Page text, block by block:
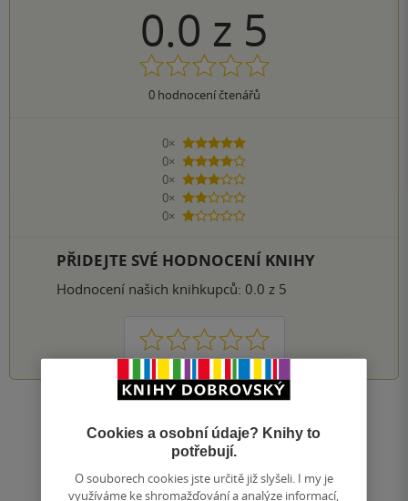
0.0 z 5
0hodnocení čtenářů
0×
5 hvězdiček
0×
4 hvězdičky
0×
3 hvězdičky
0×
2 hvězdičky
0×
1 hvezdička
PŘIDEJTE SVÉ HODNOCENÍ KNIHY
Hodnocení našich knihkupců: 0.0 z 5
1 2 3 4 5
Cookies a osobní údaje? Knihy to
potřebují.
O souborech cookies jste určitě již slyšeli. I my je
využíváme ke shromažďování a analýze informací,